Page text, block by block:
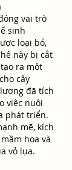
vai trò
sinh
loại bỏ,
này bị cắt
ra một
cây
đã tích
việc nuôi
phát triển.
mẽ, kích
hoa và
vỏ lụa.